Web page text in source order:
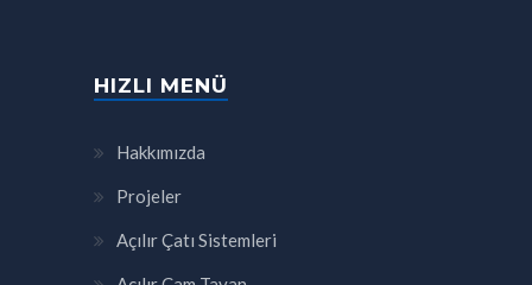
HIZLI MENÜ
Hakkımızda
Projeler
Açılır Çatı Sistemleri